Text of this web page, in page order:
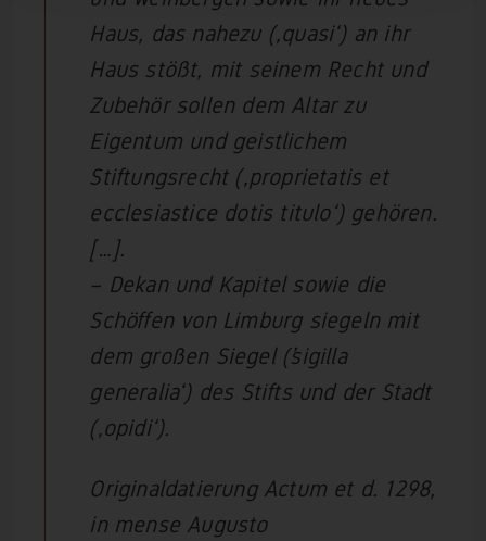
Haus, das nahezu (‚quasi‘) an ihr
Haus stößt, mit seinem Recht und
Zubehör sollen dem Altar zu
Eigentum und geistlichem
Stiftungsrecht (‚proprietatis et
ecclesiastice dotis titulo‘) gehören.
[…].
– Dekan und Kapitel sowie die
Schöffen von Limburg siegeln mit
dem großen Siegel (’sigilla
generalia‘) des Stifts und der Stadt
(‚opidi‘).
Originaldatierung Actum et d. 1298,
in mense Augusto